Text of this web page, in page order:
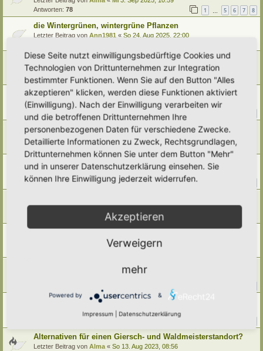
Antworten: 78 1 5 6 7 8
die Wintergrünen, wintergrüne Pflanzen
Letzter Beitrag von Ann1981 « So 24. Aug 2025, 22:00
Trockenheitsanzeiger / Trockenstress
Letzter Beitrag vonSimbienchen«Mo 4. Aug 2025, 09:48
Antworten:6
Zwergnelken
Letzter Beitrag vonBorovinka«Do 31. Jul 2025, 10:56
Antworten: 10
Schwertlilie ( Iris florentina) und ihr Nutzen im Haushalt
Letzter Beitrag vonSimbienchen «Mo 28. Jul 2025, 22:04
Berufkraut
Mi 9. Jul 2025, 21:33
Antworten:14
Letzter Beitrag vonAnn1981«Mi 25. Jun 2025, 20:41
Ann1981«Do 5. Jun 2025, 12:01
Heimische (Wild)Stauden mit Wucherpotential
Do 22. Mai 2025, 20:02
Duftpflanzen im Topf oder Garten
Letzter Beitrag von Simbienchen « Do 21. Sep 2023, 16:36
Alternativen für einen Giersch- und Waldmeisterstandort?
Letzter Beitrag von Alma « So 13. Aug 2023, 08:56
Diese Seite nutzt einwilligungsbedürftige Cookies und
Technologien von Drittunternehmen zur Integration
bestimmter Funktionen. Wenn Sie auf den Button "Alles
akzeptieren" klicken, werden diese Funktionen aktiviert
(Einwilligung). Nach der Einwilligung verarbeiten wir
und die betroffenen Drittunternehmen Ihre
personenbezogenen Daten für verschiedene Zwecke.
Detaillierte Informationen zu Zweck, Rechtsgrundlagen,
Drittunternehmen können Sie unter dem Button "Mehr"
und in unserer Datenschutzerklärung einsehen. Sie
können Ihre Einwilligung jederzeit widerrufen.
Akzeptieren
Verweigern
mehr
Powered by &
Impressum Datenschutzerklärung